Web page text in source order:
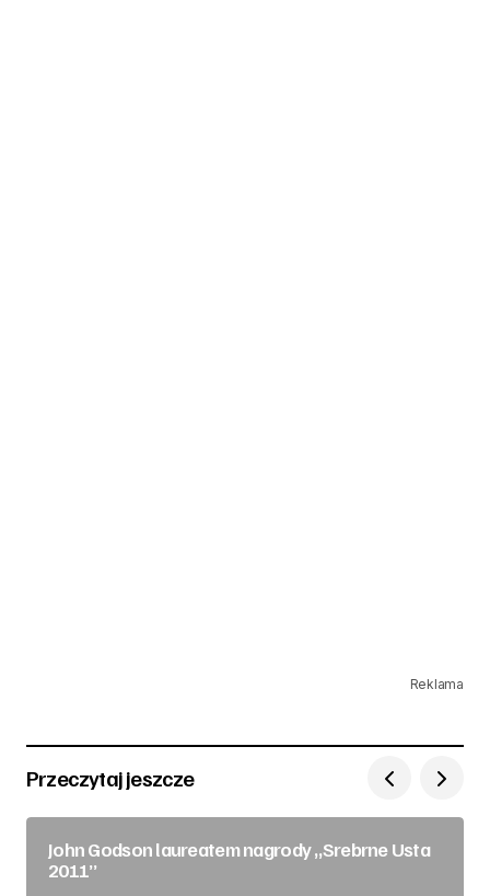
Reklama
Przeczytaj jeszcze
John Godson laureatem nagrody „Srebrne Usta
2011”